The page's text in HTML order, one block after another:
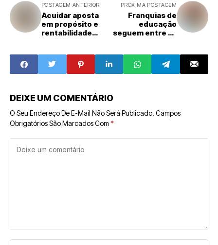
POSTAGEM ANTERIOR
Acuidar aposta
em propósito e
rentabilidade
cuidadores pelo
Brasil
PRÓXIMA POSTAGEM
Franquias de
educação
seguem entre as
quem deseja
empreender
DEIXE UM COMENTÁRIO
O Seu Endereço De E-Mail Não Será Publicado. Campos
Obrigatórios São Marcados Com *